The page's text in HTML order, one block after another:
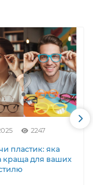
2247
пластик: яка
краща для ваших